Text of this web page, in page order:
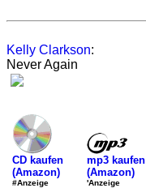
Kelly Clarkson:
Never Again
CD kaufen
(Amazon)
#Anzeige
mp3 kaufen
(Amazon)
'Anzeige